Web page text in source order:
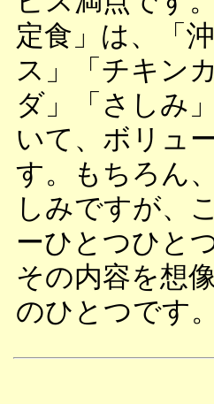
定食」は、「
ス」「チキン
ダ」「さしみ
いて、ボリュ
す。もちろん
しみですが、
ーひとつひと
その内容を想
のひとつです。